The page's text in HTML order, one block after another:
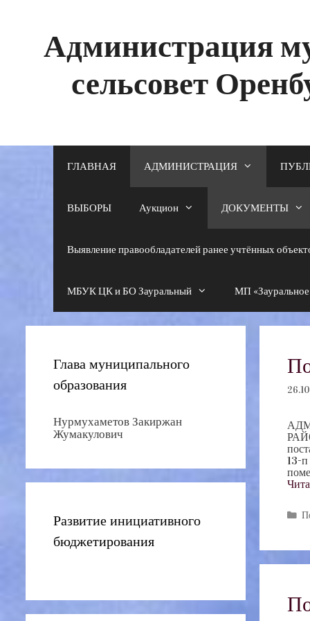
Администрация
сельсовет
ГЛАВНАЯ АДМИНИСТРАЦИЯ
ВЫБОРЫ Аукцион ДОКУМЕНТЫ
Выявление правообладателей ранее учтённых
МБУК ЦК и БО Зауральный МП
13-п
Глава муниципального
образования
Нурмухаметов Закиржан
Жумакулович
Развитие инициативного
бюджетирования